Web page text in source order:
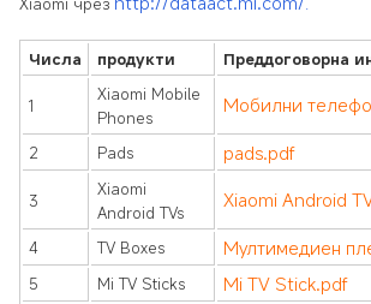
Числа продукти Преддоговорна
1
Xiaomi Mobile
Phones
Мобилни
2 Pads pads.pdf
3
Xiaomi
Android TVs
Xiaomi Android
4 TV Boxes Мултимедиен
5 Mi TV Sticks Mi TV Stick.pdf